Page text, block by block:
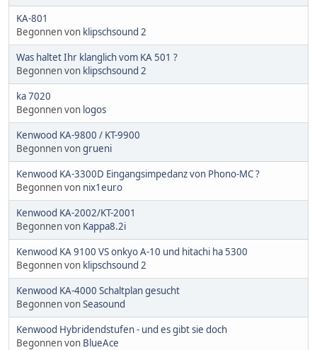
KA-801
Begonnen von klipschsound 2
Was haltet Ihr klanglich vom KA 501 ?
Begonnen von klipschsound 2
ka 7020
Begonnen von logos
Kenwood KA-9800 / KT-9900
Begonnen vongrueni
Kenwood KA-3300D Eingangsimpedanz von Phono-MC ?
Begonnen von nix1euro
Kenwood KA-2002/KT-2001
Begonnen von Kappa8.2i
Kenwood KA 9100 VS onkyo A-10 und hitachi ha 5300
Begonnen von klipschsound 2
Kenwood KA-4000 Schaltplan gesucht
Begonnen vonSeasound
Kenwood Hybridendstufen - und es gibt sie doch
Begonnen von BlueAce